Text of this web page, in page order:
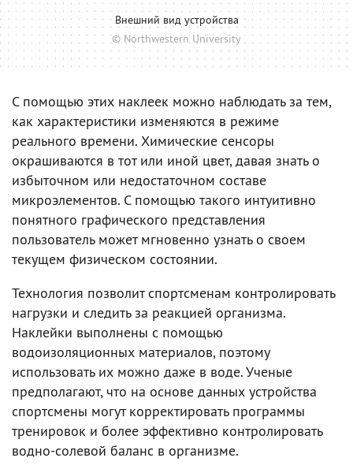
Внешний вид устройства
© Northwestern University
С помощью этих наклеек можно наблюдать за тем,
как характеристики изменяются в режиме
реального времени. Химические сенсоры
окрашиваются в тот или иной цвет, давая знать о
избыточном или недостаточном составе
микроэлементов. С помощью такого интуитивно
понятного графического представления
пользователь может мгновенно узнать о своем
текущем физическом состоянии.
Технология позволит спортсменам контролировать
нагрузки и следить за реакцией организма.
Наклейки выполнены с помощью
водоизоляционных материалов, поэтому
использовать их можно даже в воде. Ученые
предполагают, что на основе данных устройства
спортсмены могут корректировать программы
тренировок и более эффективно контролировать
водно-солевой баланс в организме.